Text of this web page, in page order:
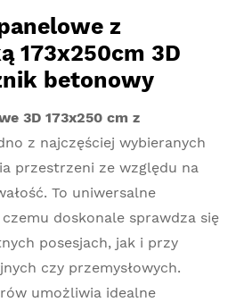
z
173x250cm 3D
betonowy
3D 173x250 cm z
z najczęściej wybieranych
przestrzeni ze względu na
To uniwersalne
doskonale sprawdza się
posesjach, jak i przy
czy przemysłowych.
umożliwia idealne